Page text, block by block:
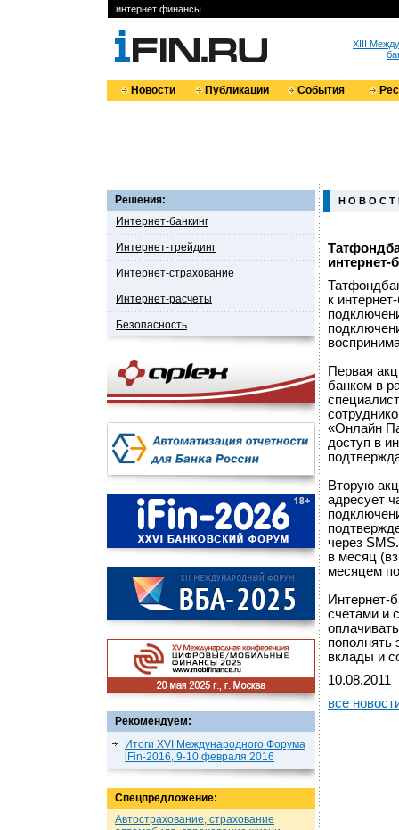
интернет финансы
XIII
Новости Публикации События
Решения:
Интернет-банкинг
Интернет-трейдинг
Интернет-страхование
Интернет-расчеты
Безопасность
Рекомендуем:
Итоги XVI Международного Форума
iFin-2016, 9-10 февраля 2016
Спецпредложение:
Автострахование, страхование
Н О В О С Т
интернет-
к
Первая
банком в
«Онлайн
доступ в
Вторую
адресует
через
в месяц
месяцем
Интернет-
счетами и
пополнять
вклады и
10.08.2011
все